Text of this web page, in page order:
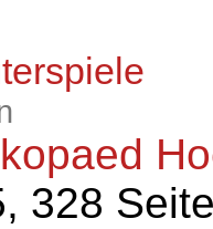
kopaed
328